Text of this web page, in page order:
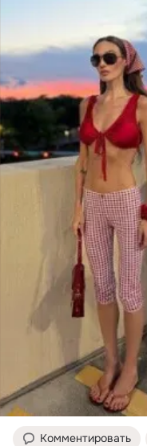
Комментировать